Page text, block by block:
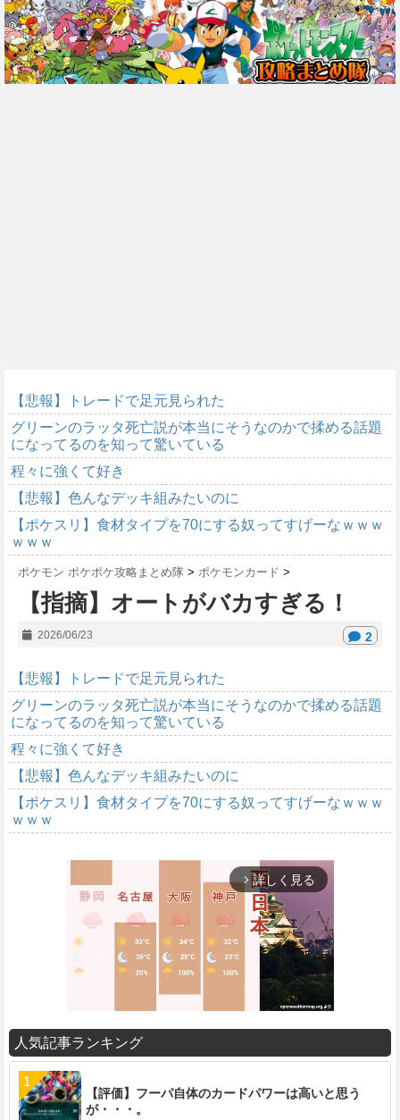
【悲報】トレードで足元見られた
グリーンのラッタ死亡説が本当にそうなのかで揉める話題
になってるのを知って驚いている
程々に強くて好き
【悲報】色んなデッキ組みたいのに
【ポケスリ】食材タイプを70にする奴ってすげーなｗｗｗ
ｗｗｗ
ポケモン ポケポケ攻略まとめ隊 > ポケモンカード >
【指摘】オートがバカすぎる！
2026/06/23 2
【悲報】トレードで足元見られた
グリーンのラッタ死亡説が本当にそうなのかで揉める話題
になってるのを知って驚いている
程々に強くて好き
【悲報】色んなデッキ組みたいのに
【ポケスリ】食材タイプを70にする奴ってすげーなｗｗｗ
ｗｗｗ
arrow_forward_ios 詳しく見る
M
t
人気記事ランキング
【評価】フーパ自体のカードパワーは高いと思う
が・・・。